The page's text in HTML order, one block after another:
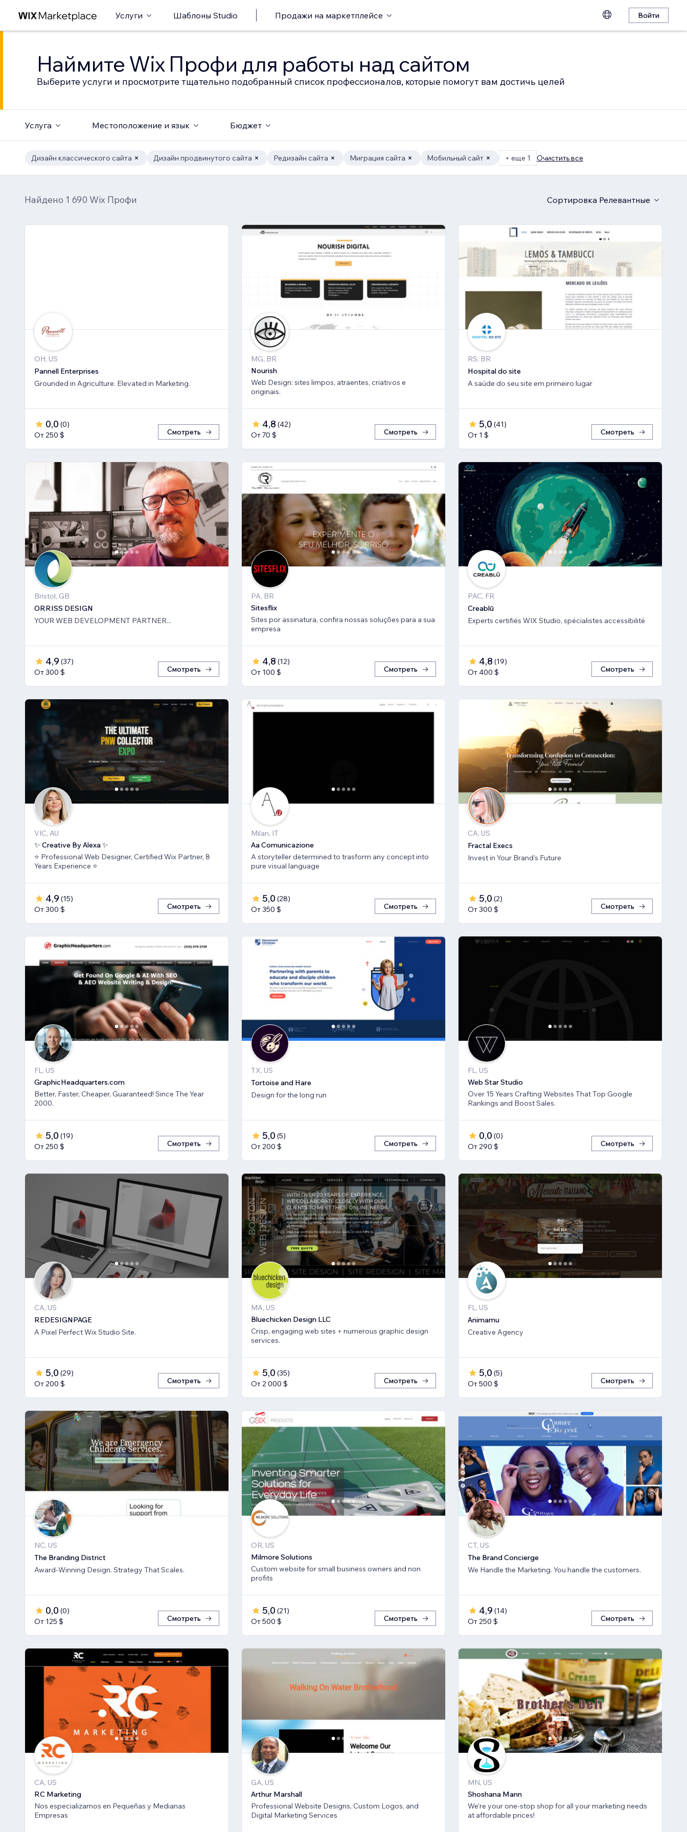
Услуги Шаблоны Studio Продажи на маркетплейсе Войти
Наймите Wix Профи для работы над сайтом
Выберите услуги и просмотрите тщательно подобранный список профессионалов, которые помогут вам достичь целей
Услуга Местоположение и язык Бюджет
Дизайн классического сайта Дизайн продвинутого сайта Редизайн сайта Миграция сайта Мобильный сайт + еще 1 Очистить все
Найдено 1 690 Wix Профи Сортировка Релевантные
OH, US
Pannell Enterprises
Grounded in Agriculture. Elevated in Marketing.
0,0 (0)
От 250 $
Смотреть
MG, BR
Nourish
Web Design: sites limpos, atraentes, criativos e
originais.
4,8 (42)
От 70 $
Смотреть
RS, BR
Hospital do site
A saúde do seu site em primeiro lugar
5,0 (41)
От 1 $
Смотреть
Bristol, GB
ORRISS DESIGN
YOUR WEB DEVELOPMENT PARTNER...
4,9 (37)
От 300 $
Смотреть
PA, BR
Sitesflix
Sites por assinatura, confira nossas soluções para a sua
empresa
4,8 (12)
От 100 $
Смотреть
PAC, FR
Creablū
Experts certifiés WIX Studio, spécialistes accessibilité
4,8 (19)
От 400 $
Смотреть
VIC, AU
✨ Creative By Alexa ✨
⭐ Professional Web Designer, Certified Wix Partner, 8
Years Experience ⭐
4,9 (15)
От 300 $
Смотреть
Milan, IT
Aa Comunicazione
A storyteller determined to trasform any concept into
pure visual language
5,0 (28)
От 350 $
Смотреть
CA, US
Fractal Execs
Invest in Your Brand's Future
5,0 (2)
От 300 $
Смотреть
FL, US
GraphicHeadquarters.com
Better, Faster, Cheaper, Guaranteed! Since The Year
2000.
5,0 (19)
От 250 $
Смотреть
TX, US
Tortoise and Hare
Design for the long run
5,0 (5)
От 200 $
Смотреть
FL, US
Web Star Studio
Over 15 Years Crafting Websites That Top Google
Rankings and Boost Sales.
0,0 (0)
От 290 $
Смотреть
CA, US
REDESIGNPAGE
A Pixel Perfect Wix Studio Site.
5,0 (29)
От 200 $
Смотреть
MA, US
Bluechicken Design LLC
Crisp, engaging web sites + numerous graphic design
services.
5,0 (35)
От 2 000 $
Смотреть
FL, US
Animamu
Creative Agency
5,0 (5)
От 500 $
Смотреть
NC, US
The Branding District
Award-Winning Design. Strategy That Scales.
0,0 (0)
От 125 $
Смотреть
OR, US
Milmore Solutions
Custom website for small business owners and non
profits
5,0 (21)
От 500 $
Смотреть
CT, US
The Brand Concierge
We Handle the Marketing. You handle the customers.
4,9 (14)
От 250 $
Смотреть
CA, US
RC Marketing
Nos especializamos en Pequeñas y Medianas
Empresas
GA, US
Arthur Marshall
Professional Website Designs, Custom Logos, and
Digital Marketing Services
MN, US
Shoshana Mann
We're your one-stop shop for all your marketing needs
at affordable prices!